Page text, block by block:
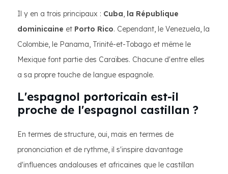
Il y en a trois principaux : Cuba, la République
dominicaine et Porto Rico. Cependant, le Venezuela, la
Colombie, le Panama, Trinité-et-Tobago et même le
Mexique font partie des Caraïbes. Chacune d'entre elles
a sa propre touche de langue espagnole.
L'espagnol portoricain est-il
proche de l'espagnol castillan ?
En termes de structure, oui, mais en termes de
prononciation et de rythme, il s'inspire davantage
d'influences andalouses et africaines que le castillan